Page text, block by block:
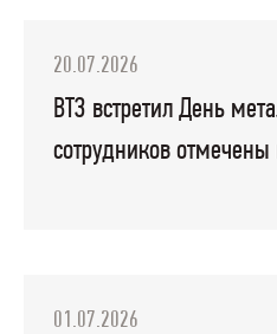
20.07.2026
ВТЗ встретил День
сотрудников
01.07.2026